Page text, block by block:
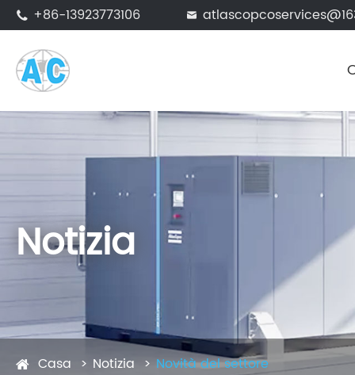
 +86-13923773106 
Notizia
Casa Notizia Novità del settore